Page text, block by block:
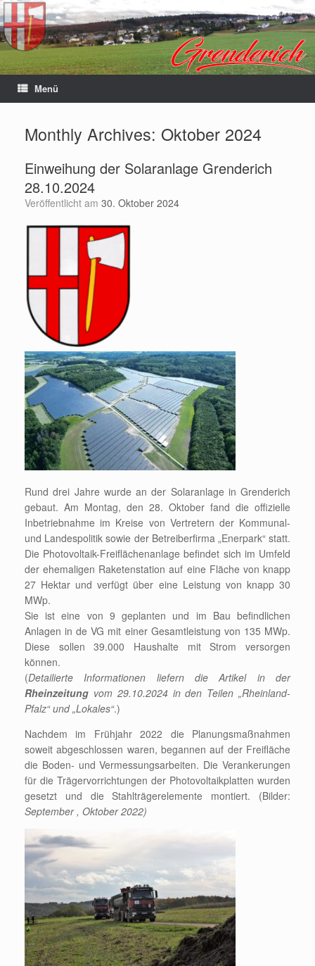
Menü
Monthly Archives: Oktober 2024
Einweihung der Solaranlage Grenderich
28.10.2024
Veröffentlicht am 30. Oktober 2024
Rund drei Jahre wurde an der Solaranlage in Grenderich
gebaut. Am Montag, den 28. Oktober fand die offizielle
Inbetriebnahme im Kreise von Vertretern der Kommunal-
und Landespolitik sowie der Betreiberfirma „Enerpark“ statt.
Die Photovoltaik-Freiflächenanlage befindet sich im Umfeld
der ehemaligen Raketenstation auf eine Fläche von knapp
27 Hektar und verfügt über eine Leistung von knapp 30
MWp.
Sie ist eine von 9 geplanten und im Bau befindlichen
Anlagen in de VG mit einer Gesamtleistung von 135 MWp.
Diese sollen 39.000 Haushalte mit Strom versorgen
können.
(Detailierte Informationen liefern die Artikel in der
Rheinzeitung vom 29.10.2024 in den Teilen „Rheinland-
Pfalz“ und „Lokales“.)
Nachdem im Frühjahr 2022 die Planungsmaßnahmen
soweit abgeschlossen waren, begannen auf der Freifläche
die Boden- und Vermessungsarbeiten. Die Verankerungen
für die Trägervorrichtungen der Photovoltaikplatten wurden
gesetzt und die Stahlträgerelemente montiert. (Bilder:
September , Oktober 2022)